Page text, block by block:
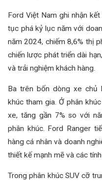
Ford Việt Nam ghi nhận
tục phá kỷ lục năm với
năm 2024, chiếm 8,6% thị
chiến lược phát triển dài
và trải nghiệm khách hàng.
Ba trên bốn dòng xe chủ
khúc tham gia. Ở phân
xe, tăng gần 7% so với
phân khúc. Ford Ranger
hàng cá nhân và doanh
thiết kế mạnh mẽ và các
Trong phân khúc SUV cỡ